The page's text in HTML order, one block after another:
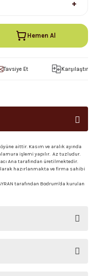
Hemen Al
Tavsiye Et Karşılaştır
aittir. Kasım ve aralık ayında
işlemi yapılır. Az tuzludur.
Ana tarafından üretilmektedir.
hazırlanmakta ve firma sahibi
tarafından Bodrum'da kurulan